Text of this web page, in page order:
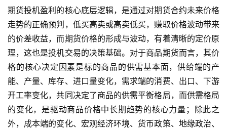
期货投机盈利的核心底层逻辑，是通过对期货合约未来价格
走势的正确预判，低买高卖或高卖低买，赚取价格波动带来
的价差收益，而期货价格的形成与波动，有着清晰的定价原
理，这也是投机交易的决策基础。对于商品期货而言，其价
格的核心决定因素是标的商品的供需基本面，供给端的产
能、产量、库存、进口量变化，需求端的消费、出口、下游
开工率变化，共同决定了商品的供需平衡格局，而供需格局
的变化，是驱动商品价格中长期趋势的核心力量；除此之
外，成本端的变化、宏观经济环境、货币政策、地缘政治、